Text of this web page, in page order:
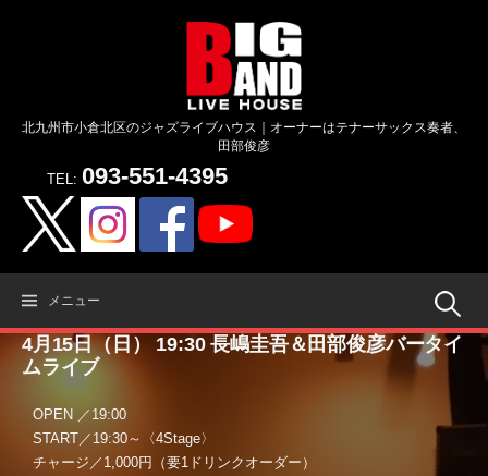
北九州市小倉北区のジャズライブハウス｜オーナーはテナーサックス奏者、
田部俊彦
TEL: 093-551-4395
メニュー 検
索:
4月15日（日） 19:30 長嶋圭吾＆田部俊彦バータイ
ムライブ
OPEN ／19:00
START／19:30～〈4Stage〉
チャージ／1,000円（要1ドリンクオーダー）